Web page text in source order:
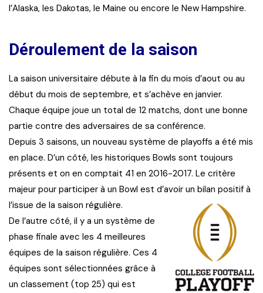
l’Alaska, les Dakotas, le Maine ou encore le New Hampshire.
Déroulement de la saison
La saison universitaire débute à la fin du mois d’aout ou au
début du mois de septembre, et s’achève en janvier.
Chaque équipe joue un total de 12 matchs, dont une bonne
partie contre des adversaires de sa conférence.
Depuis 3 saisons, un nouveau système de playoffs a été mis
en place. D’un côté, les historiques Bowls sont toujours
présents et on en comptait 41 en 2016-2017. Le critère
majeur pour participer à un Bowl est d’avoir un bilan positif à
l’issue de la saison régulière.
De l’autre côté, il y a un système de
phase finale avec les 4 meilleures
équipes de la saison régulière. Ces 4
équipes sont sélectionnées grâce à
un classement (top 25) qui est